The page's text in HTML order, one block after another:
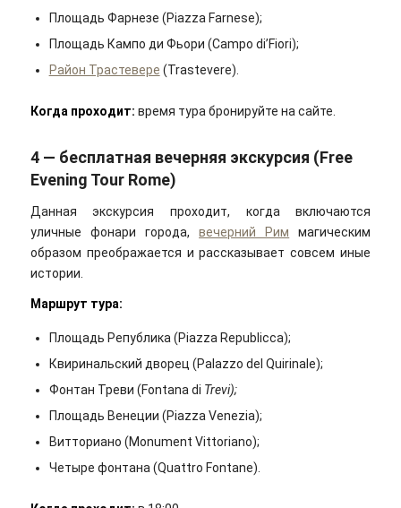
Площадь Фарнезе (Piazza Farnese);
Площадь Кампо ди Фьори (Campo di’Fiori);
Район Трастевере (Trastevere).
Когда проходит: время тура бронируйте на сайте.
4 — бесплатная вечерняя экскурсия (Free
Evening Tour Rome)
Данная экскурсия проходит, когда включаются
уличные фонари города,вечерний Рим магическим
образом преображается и рассказывает совсем иные
истории.
Маршрут тура:
Площадь Република (Piazza Republicca);
Квиринальский дворец (Palazzo del Quirinale);
Фонтан Треви (Fontana di Trevi);
Площадь Венеции (Piazza Venezia);
Витториано (Monument Vittoriano);
Четыре фонтана (Quattro Fontane).